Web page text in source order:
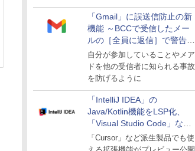
「Gmail」に誤送信防止の新
機能 ～BCCで受信したメー
ルの［全員に返信］で警告を
表示
自分が参加していることやメア
ドを他の受信者に知られる事故
を防げるように
「IntelliJ IDEA」の
Java/Kotlin機能をLSP化、
「Visual Studio Code」など
にも開放
「Cursor」など派生製品でも使